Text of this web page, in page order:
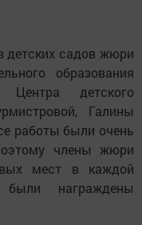
детских садов жюри
образования
Центра детского
Галины
работы были очень
члены жюри
мест в каждой
награждены